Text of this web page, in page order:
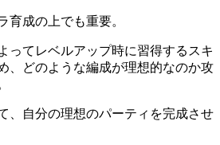
育成の上でも重要。
ってレベルアップ時に習得するスキ
、どのような編成が理想的なのか攻
、自分の理想のパーティを完成させ